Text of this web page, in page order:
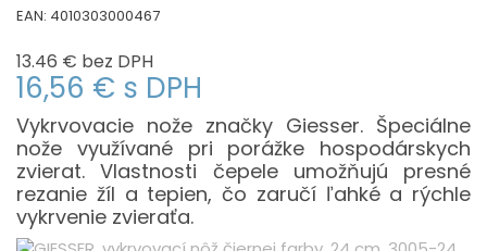
EAN: 4010303000467
13.46 € bez DPH
16,56 € s DPH
Vykrvovacie nože značky Giesser. Špeciálne
nože využívané pri porážke hospodárskych
zvierat. Vlastnosti čepele umožňujú presné
rezanie žíl a tepien, čo zaručí ľahké a rýchle
vykrvenie zvieraťa.